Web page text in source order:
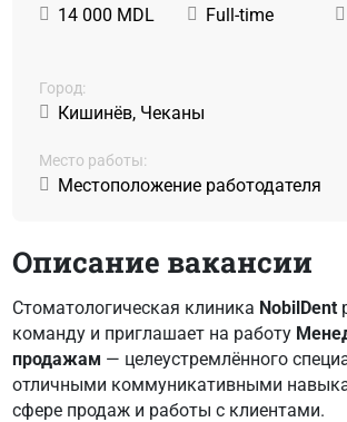
14 000 MDL Full-time
Город:
Кишинёв, Чеканы
Место работы:
Местоположение работодателя
Описание вакансии
Стоматологическая клиника NobilDent
команду и приглашает на работу
продажам — целеустремлённого
отличными коммуникативными
сфере продаж и работы с клиентами.